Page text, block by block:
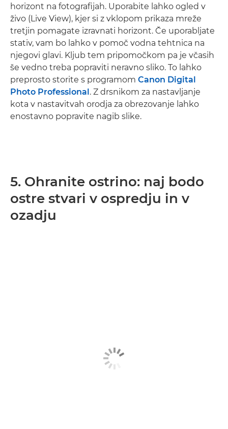
horizont na fotografijah. Uporabite lahko ogled v
živo (Live View), kjer si z vklopom prikaza mreže
tretjin pomagate izravnati horizont. Če uporabljate
stativ, vam bo lahko v pomoč vodna tehtnica na
njegovi glavi. Kljub tem pripomočkom pa je včasih
še vedno treba popraviti neravno sliko. To lahko
preprosto storite s programom Canon Digital
Photo Professional. Z drsnikom za nastavljanje
kota v nastavitvah orodja za obrezovanje lahko
enostavno popravite nagib slike.
5. Ohranite ostrino: naj bodo
ostre stvari v ospredju in v
ozadju